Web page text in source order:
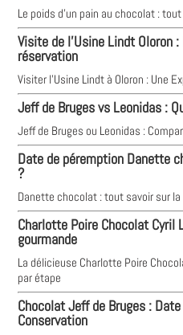
Le poids d'un pain au chocolat :
Visite de l'Usine Lindt Oloron
réservation
Visiter l'Usine Lindt à Oloron : Une
Jeff de Bruges vs Leonidas :
Jeff de Bruges ou Leonidas :
Date de péremption Danette
?
Danette chocolat : tout savoir sur
Charlotte Poire Chocolat
gourmande
La délicieuse Charlotte Poire
par étape
Chocolat Jeff de Bruges :
Conservation